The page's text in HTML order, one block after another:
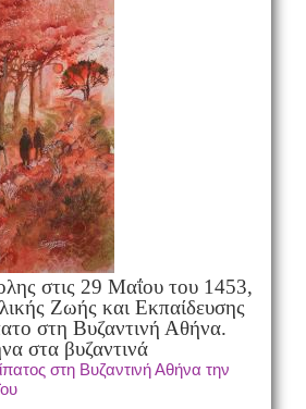
στις 29 Μαΐου του 1453,
Ζωής και Εκπαίδευσης
στη Βυζαντινή Αθήνα.
στα βυζαντινά
στη Βυζαντινή Αθήνα την